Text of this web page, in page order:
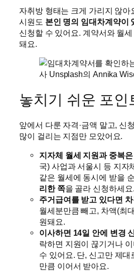
자취방 형태는 크게 가리지 않아
시원도 본인 명의 임대차계약이
신청할 수 있어요. 계약서와 월
돼요.
사 Unsplash의 Annika
놓치기 쉬운 포인
앞에서 다룬 자격·금액 말고, 신
많이 걸리는 지점만 모았어요.
지자체 월세 지원과 중복
국) 사업과 서울시 등 지자
같은 월세에 동시에 받을
리한 쪽을 골라 신청하세요.
주거급여를 받고 있다면
월세분만큼 빼고, 차액(최
원돼요.
이사하면 14일 안에 변경
락하면 지원이 끊기거나
수 있어요. 단, 신고만 제대
만큼 이어서 받아요.